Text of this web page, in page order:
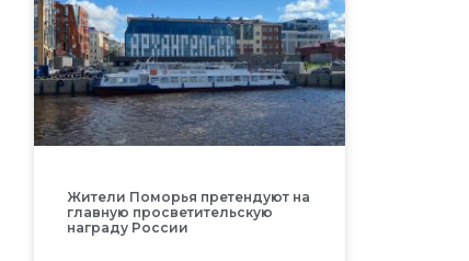
Жители Поморья претендуют на
главную просветительскую
награду России